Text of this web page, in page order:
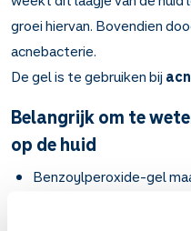
groei hiervan. Bovendien
acnebacterie.
De gel is te gebruiken bij
Belangrijk om te
op de huid
Benzoylperoxide-gel
Hierdoor raken de